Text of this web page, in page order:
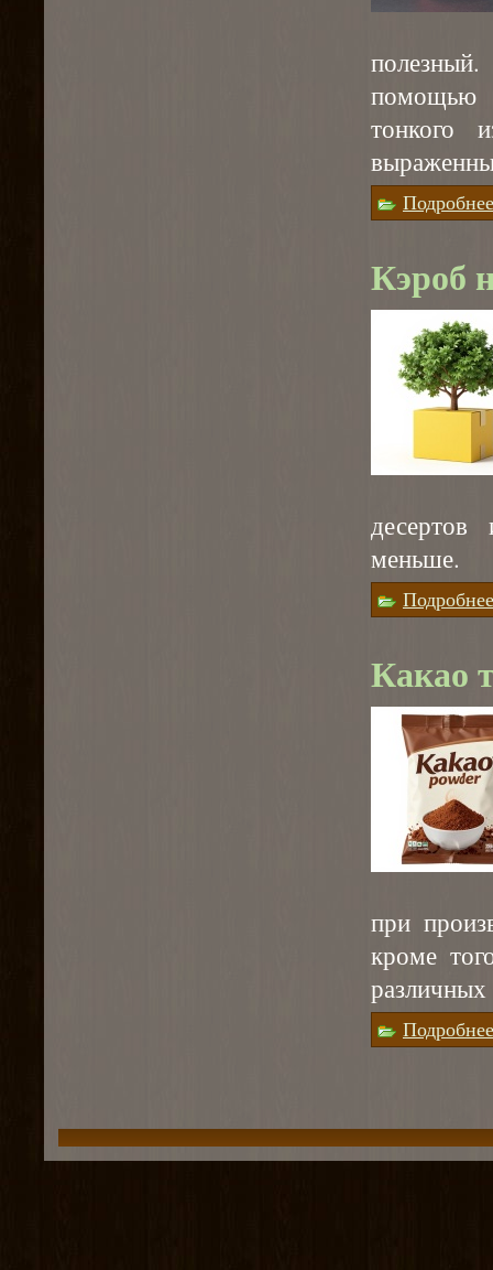
помощью
тонкого
Подробнее
Кэроб
десертов
меньше.
Подробнее
Какао
при
кроме
Подробнее